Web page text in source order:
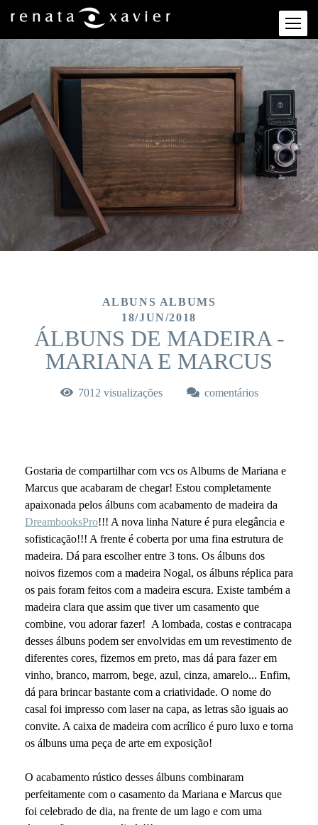
ALBUNS ALBUMS
18/JUN/2018
ÁLBUNS DE MADEIRA -
MARIANA E MARCUS
7012 visualizações comentários
Gostaria de compartilhar com vcs os Albums de Mariana e
Marcus que acabaram de chegar! Estou completamente
apaixonada pelos álbuns com acabamento de madeira da
DreambooksPro!!! A nova linha Nature é pura elegância e
sofisticação!!! A frente é coberta por uma fina estrutura de
madeira. Dá para escolher entre 3 tons. Os álbuns dos
noivos fizemos com a madeira Nogal, os álbuns réplica para
os pais foram feitos com a madeira escura. Existe também a
madeira clara que assim que tiver um casamento que
combine, vou adorar fazer! A lombada, costas e contracapa
desses álbuns podem ser envolvidas em um revestimento de
diferentes cores, fizemos em preto, mas dá para fazer em
vinho, branco, marrom, bege, azul, cinza, amarelo... Enfim,
dá para brincar bastante com a criatividade. O nome do
casal foi impresso com laser na capa, as letras são iguais ao
convite. A caixa de madeira com acrílico é puro luxo e torna
os álbuns uma peça de arte em exposição!
O acabamento rústico desses álbuns combinaram
perfeitamente com o casamento da Mariana e Marcus que
foi celebrado de dia, na frente de um lago e com uma